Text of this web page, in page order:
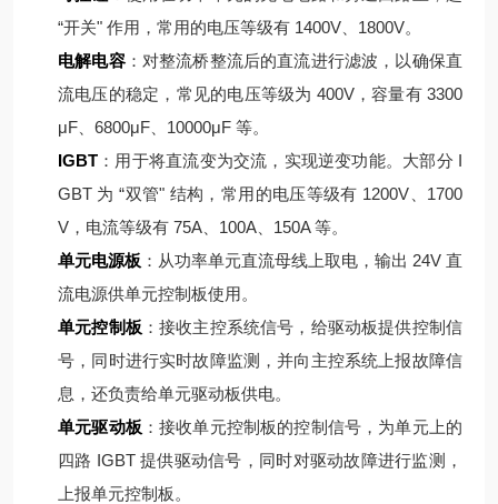
“开关" 作用，常用的电压等级有 1400V、1800V。
电解电容：对整流桥整流后的直流进行滤波，以确保直
流电压的稳定，常见的电压等级为 400V，容量有 3300
μF、6800μF、10000μF 等。
IGBT ：用于将直流变为交流，实现逆变功能。大部分 I
GBT 为 “双管" 结构，常用的电压等级有 1200V、1700
V，电流等级有 75A、100A、150A 等。
单元电源板 ：从功率单元直流母线上取电，输出 24V 直
流电源供单元控制板使用。
单元控制板 ：接收主控系统信号，给驱动板提供控制信
号，同时进行实时故障监测，并向主控系统上报故障信
息，还负责给单元驱动板供电。
单元驱动板 ：接收单元控制板的控制信号，为单元上的
四路 IGBT 提供驱动信号，同时对驱动故障进行监测，
上报单元控制板。